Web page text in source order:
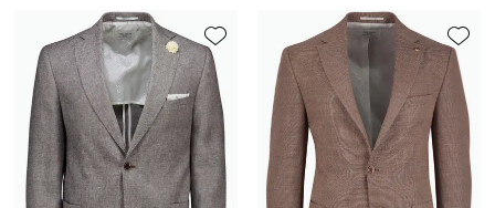
Toevoegen aan favorieten